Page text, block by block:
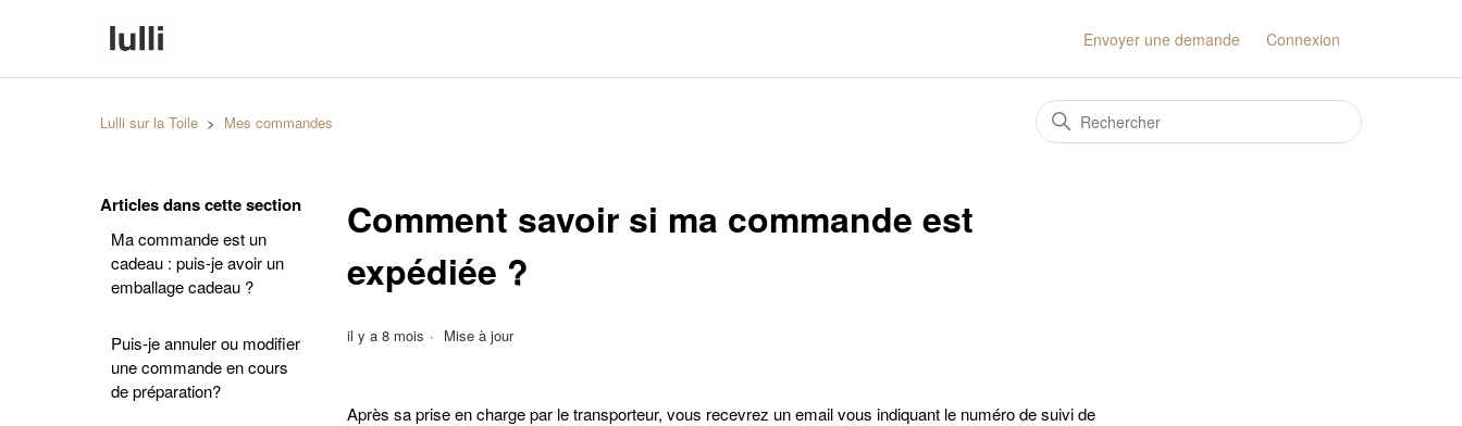
Envoyer une demande Connexion
Lulli sur la Toile Mes commandes
Articles dans cette section
Ma commande est un
cadeau : puis-je avoir un
emballage cadeau ?
Puis-je annuler ou modifier
une commande en cours
de préparation?
Comment savoir si ma commande est
expédiée ?
il y a 8 mois Mise à jour
Après sa prise en charge par le transporteur, vous recevrez un email vous indiquant le numéro de suivi de